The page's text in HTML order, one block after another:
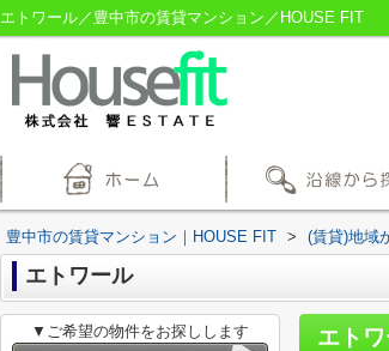
エトワール／豊中市の賃貸マンション／HOUSE FIT
豊中市の賃貸マンション｜HOUSE FIT > (賃貸)地域
エトワール
エト
▼ご希望の物件をお探しします